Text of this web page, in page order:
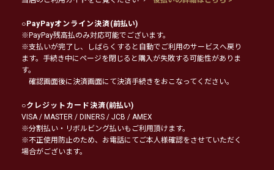
○PayPayオンライン決済(前払い)
※PayPay残高払のみ対応可能でございます。
※支払いが完了し、しばらくすると自動でご利用のサービスへ戻り
ます。手続き中にページを閉じると購入が失敗する可能性がありま
す。
確認画面後に決済画面にて決済手続きをおこなってください。
○クレジットカード決済(前払い)
VISA / MASTER / DINERS / JCB / AMEX
※分割払い・リボルビング払いもご利用頂けます。
※不正使用防止のため、お電話にてご本人様確認をさせていただく
場合がございます。